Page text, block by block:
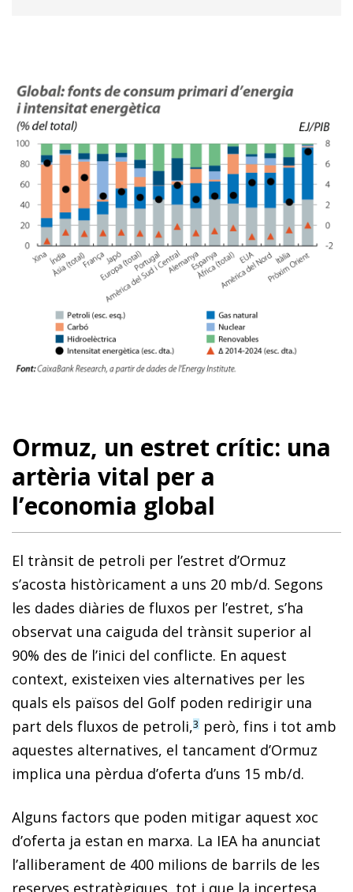
Ormuz, un estret crític: una
artèria vital per a
l’economia global
El trànsit de petroli per l’estret d’Ormuz
s’acosta històricament a uns 20 mb/d. Segons
les dades diàries de fluxos per l’estret, s’ha
observat una caiguda del trànsit superior al
90% des de l’inici del conflicte. En aquest
context, existeixen vies alternatives per les
quals els països del Golf poden redirigir una
part dels fluxos de petroli,3 però, fins i tot amb
aquestes alternatives, el tancament d’Ormuz
implica una pèrdua d’oferta d’uns 15 mb/d.
Alguns factors que poden mitigar aquest xoc
d’oferta ja estan en marxa. La IEA ha anunciat
l’alliberament de 400 milions de barrils de les
reserves estratègiques, tot i que la incertesa